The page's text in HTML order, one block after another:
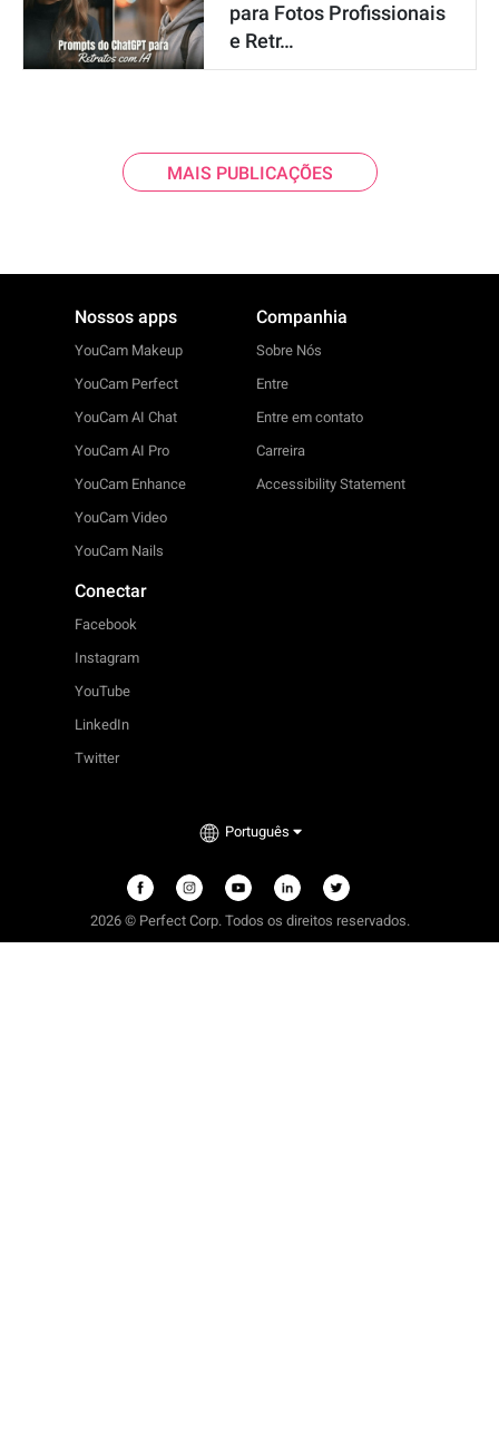
para Fotos Profissionais
e Retr…
MAIS PUBLICAÇÕES
Nossos apps
YouCam Makeup
YouCam Perfect
YouCam AI Chat
YouCam AI Pro
YouCam Enhance
YouCam Video
YouCam Nails
Companhia
Sobre Nós
Entre
Entre em contato
Carreira
Accessibility Statement
Conectar
Facebook
Instagram
YouTube
LinkedIn
Twitter
Português
2026 © Perfect Corp. Todos os direitos reservados.